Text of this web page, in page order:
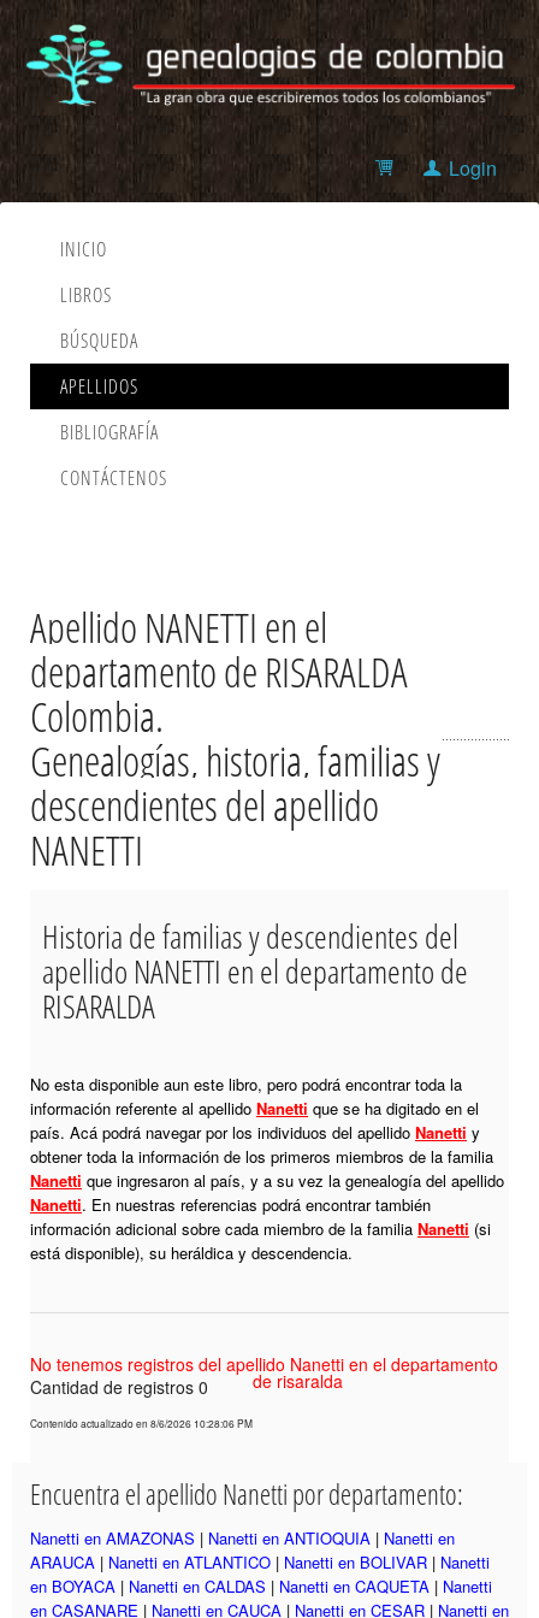
Login
INICIO
LIBROS
BÚSQUEDA
APELLIDOS
BIBLIOGRAFÍA
CONTÁCTENOS
Apellido NANETTI en el
departamento de RISARALDA
Colombia.
Genealogías, historia, familias y
descendientes del apellido
NANETTI
Historia de familias y descendientes del
apellido NANETTI en el departamento de
RISARALDA
No esta disponible aun este libro, pero podrá encontrar toda la
información referente al apellido Nanetti que se ha digitado en el
país. Acá podrá navegar por los individuos del apellido Nanetti y
obtener toda la información de los primeros miembros de la familia
Nanetti que ingresaron al país, y a su vez la genealogía del apellido
Nanetti. En nuestras referencias podrá encontrar también
información adicional sobre cada miembro de la familia Nanetti (si
está disponible), su heráldica y descendencia.
No tenemos registros del apellido Nanetti en el departamento
de risaralda
Cantidad de registros 0
Contenido actualizado en 8/6/2026 10:28:06 PM
Encuentra el apellido Nanetti por departamento:
Nanetti en AMAZONAS | Nanetti en ANTIOQUIA | Nanetti en
ARAUCA | Nanetti en ATLANTICO | Nanetti en BOLIVAR | Nanetti
en BOYACA | Nanetti en CALDAS | Nanetti en CAQUETA | Nanetti
en CASANARE | Nanetti en CAUCA | Nanetti en CESAR | Nanetti en